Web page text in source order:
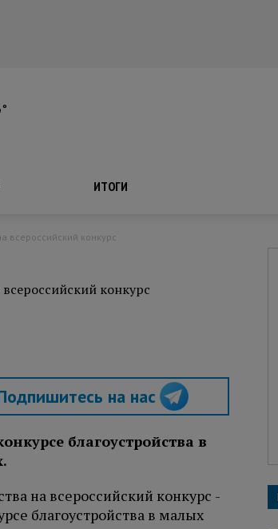
ИТОГИ
всероссийский конкурс
конкурс
на нас
благоустройства в